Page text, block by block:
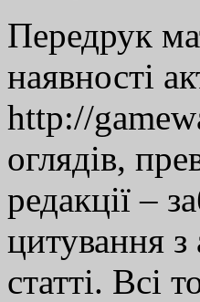
Передрук
наявності
http://
оглядів,
редакції –
цитування
статті. Всі